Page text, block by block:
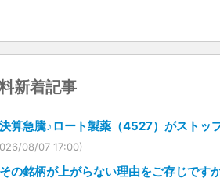
新着記事
決算急騰♪ロート製薬（4527）がストッ
08/07 17:00)
その銘柄が上がらない理由をご存じです